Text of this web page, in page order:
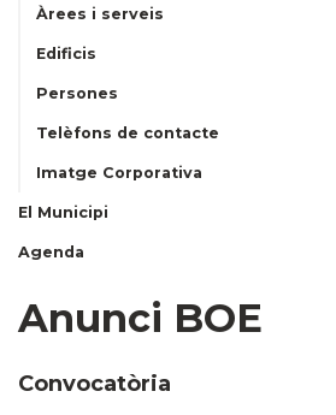
Àrees i serveis
Edificis
Persones
Telèfons de contacte
Imatge Corporativa
El Municipi
Agenda
Anunci BOE
Convocatòria